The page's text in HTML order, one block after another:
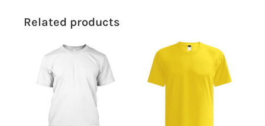
Related products